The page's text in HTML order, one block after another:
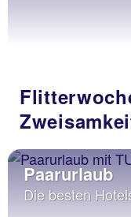
Paarurlaub
Die besten